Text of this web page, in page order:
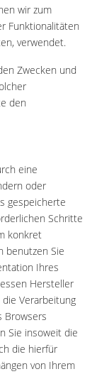
wir zum
Funktionalitäten
verwendet.
Zwecken und
den
eine
oder
gespeicherte
Schritte
konkret
benutzen Sie
Ihres
Hersteller
die Verarbeitung
Browsers
Sie insoweit die
die hierfür
von Ihrem